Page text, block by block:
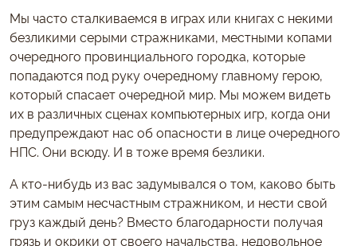
Мы часто сталкиваемся в играх или книгах с некими
безликими серыми стражниками, местными копами
очередного провинциального городка, которые
попадаются под руку очередному главному герою,
который спасает очередной мир. Мы можем видеть
их в различных сценах компьютерных игр, когда они
предупреждают нас об опасности в лице очередного
НПС. Они всюду. И в тоже время безлики.
А кто-нибудь из вас задумывался о том, каково быть
этим самым несчастным стражником, и нести свой
груз каждый день? Вместо благодарности получая
грязь и окрики от своего начальства, недовольное